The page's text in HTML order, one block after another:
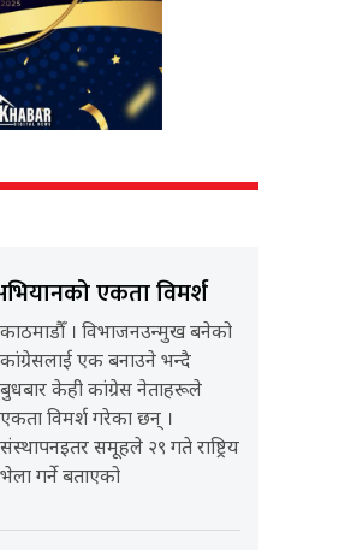
एकता विमर्श
काठमाडौँ । विभाजनउन्मुख बनेको
कांग्रेसलाई एक बनाउने भन्दै
बुधबार केही कांग्रेस नेताहरूले
एकता विमर्श गरेका छन् ।
संस्थापनइतर समूहले २९ गते राष्ट्रिय
भेला गर्ने बताएको